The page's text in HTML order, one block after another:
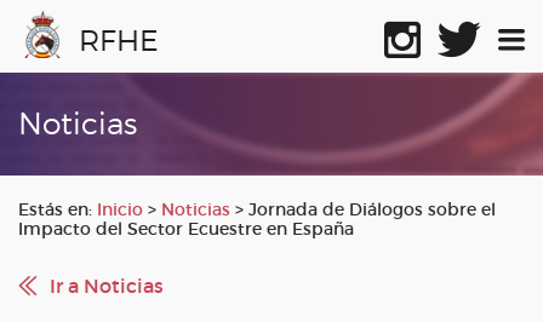
RFHE
Noticias
Estás en: Inicio > Noticias > Jornada de Diálogos sobre el
Impacto del Sector Ecuestre en España
Ir a Noticias